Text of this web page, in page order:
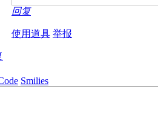
回复
使用道具 举报
Smilies